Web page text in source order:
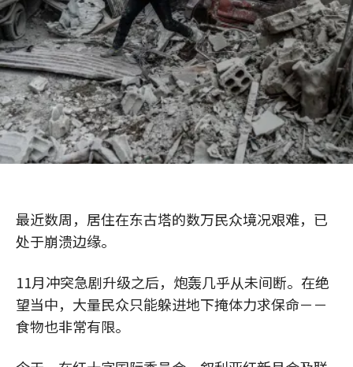
最近数周，居住在东古塔的数万民众境况艰难，已
处于崩溃边缘。
11月冲突急剧升级之后，炮轰几乎从未间断。在绝
望当中，大量民众只能躲进地下掩体力求保命－－
食物也非常有限。